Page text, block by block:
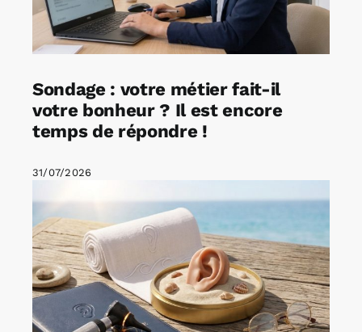
Sondage : votre métier fait-il
votre bonheur ? Il est encore
temps de répondre !
31/07/2026